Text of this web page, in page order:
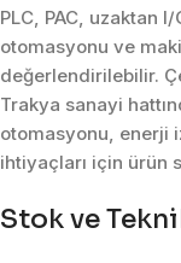
PLC, PAC, uzaktan
otomasyonu ve
değerlendirilebilir.
Trakya sanayi
otomasyonu, enerji
ihtiyaçları için ürün
Stok ve